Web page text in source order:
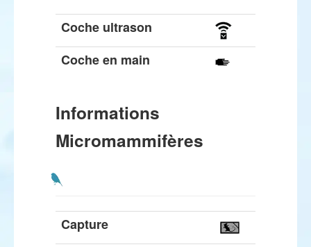
Coche ultrason
Coche en main
Informations
Micromammifères
Capture